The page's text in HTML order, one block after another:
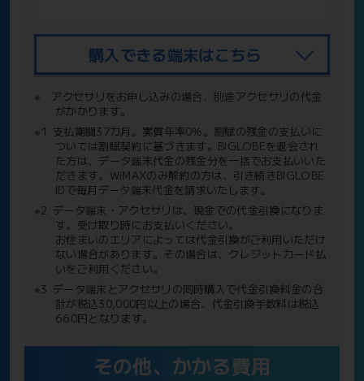
購入できる端末はこちら
※
アクセサリをお申し込みの場合、別途アクセサリの代金
がかかります。
※1 支払期間37カ月。実質年率0%。割賦の残金の支払いに
ついては割賦契約に基づきます。BIGLOBEを退会され
た方は、データ端末代金の残金分を一括でお支払いいた
だきます。WiMAXのみ解約の方は、引き続きBIGLOBE
IDで毎月データ端末代金を請求いたします。
※2 データ端末・アクセサリは、現金での代金引換になりま
す。受け取り時にお支払いください。
お住まいのエリアによっては代金引換がご利用いただけ
ない場合があります。その場合は、クレジットカード払
いをご利用ください。
※3 データ端末とアクセサリの同時購入で代金引換料金の合
計が税込30,000円以上の場合、代金引換手数料は税込
660円となります。
その他、かかる費用